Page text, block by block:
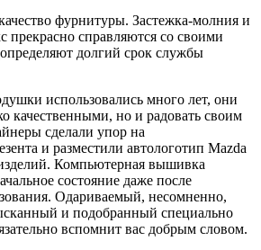
фурнитуры. Застежка-молния и
прекрасно справляются со своими
долгий срок службы
использовались много лет, они
качественными, но и радовать своим
сделали упор на
и разместили автологотип Mazda
Компьютерная вышивка
состояние даже после
Одариваемый, несомненно,
и подобранный специально
вспомнит вас добрым словом.